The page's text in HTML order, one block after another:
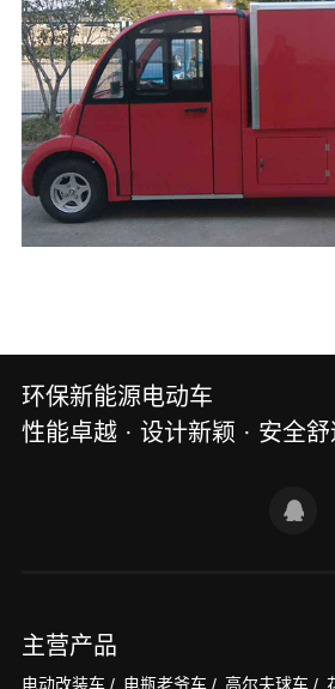
环保新能源电动车
性能卓越 · 设计新颖 · 安全舒
主营产品
电动改装车 / 电瓶老爷车 / 高尔夫球车 /